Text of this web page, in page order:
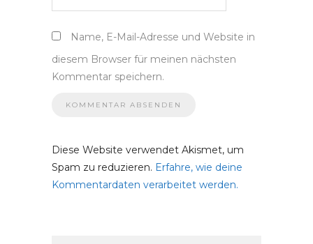
Name, E-Mail-Adresse und Website in
diesem Browser für meinen nächsten
Kommentar speichern.
Diese Website verwendet Akismet, um
Spam zu reduzieren. Erfahre, wie deine
Kommentardaten verarbeitet werden.